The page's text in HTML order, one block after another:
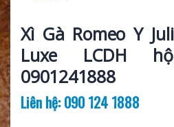
Xì Gà Romeo Y
Luxe LCDH
0901241888
Liên hệ: 090 124 1888